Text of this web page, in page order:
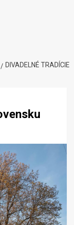
DIVADELNÉ TRADÍCIE